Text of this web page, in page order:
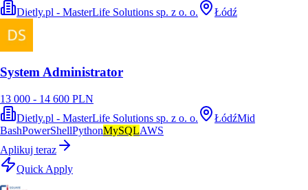
Dietly.pl - MasterLife Solutions sp. z o. o.
Łódź
System Administrator
13 000 - 14 600 PLN
Dietly.pl - MasterLife Solutions sp. z o. o.
ŁódźMid
BashPowerShellPythonMySQLAWS
Aplikuj teraz
Quick Apply